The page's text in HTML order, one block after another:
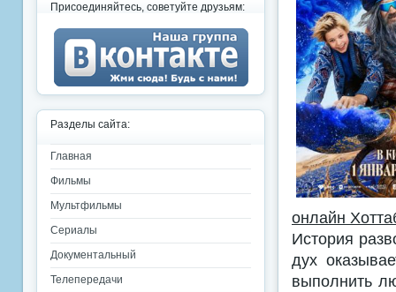
онлайн
История
дух
выполнить
Присоединяйтесь, советуйте друзьям:
Разделы сайта:
Главная
Фильмы
Мультфильмы
Сериалы
Документальный
Телепередачи